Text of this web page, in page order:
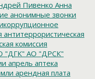
Пивенко Анна
анонимные звонки
антитеррористическая
комиссия
"ДГК" АО "ДРСК"
апрель аптека
арендная плата